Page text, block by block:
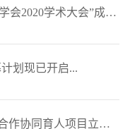
睿亚训助力“四川省计算机学会2020学术大会”成功...
划现已开启...
教育部·睿亚训2020年产学合作协同育人项目立项名...